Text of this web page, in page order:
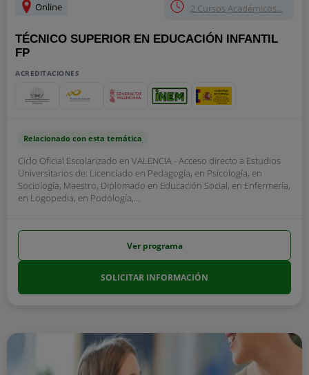
Online 2 Cursos Académicos...
TÉCNICO SUPERIOR EN EDUCACIÓN INFANTIL
FP
ACREDITACIONES
Relacionado con esta temática
Ciclo Oficial Escolarizado en VALENCIA - Acceso directo a Estudios
Universitarios de: Licenciado en Pedagogía, en Psicología, en
Sociología, Maestro, Diplomado en Educación Social, en Enfermería,
en Logopedia, en Podología,...
Ver programa
SOLICITAR INFORMACIÓN